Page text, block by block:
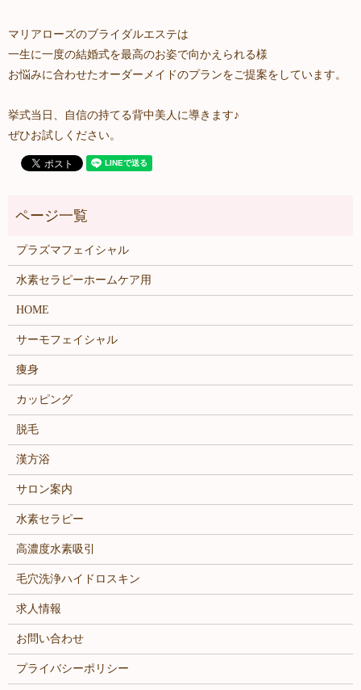
マリアローズのブライダルエステは
一生に一度の結婚式を最高のお姿で向かえられる様
お悩みに合わせたオーダーメイドのプランをご提案をしています。
挙式当日、自信の持てる背中美人に導きます♪
ぜひお試しください。
プラズマフェイシャル
水素セラピーホームケア用
HOME
サーモフェイシャル
痩身
カッピング
脱毛
漢方浴
サロン案内
水素セラピー
高濃度水素吸引
毛穴洗浄ハイドロスキン
求人情報
お問い合わせ
プライバシーポリシー